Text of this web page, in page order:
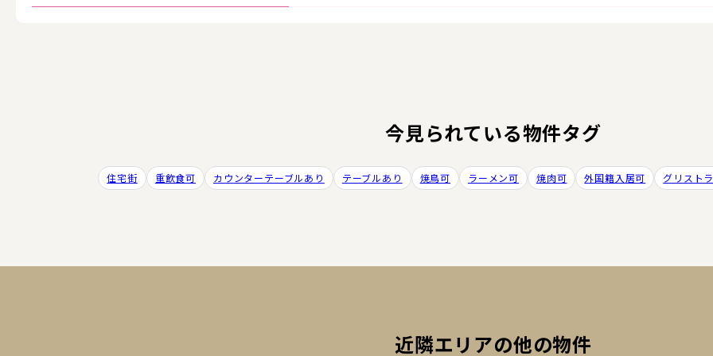
今見られている物件タグ
住宅街 重飲食可 カウンターテーブルあり テーブルあり 焼鳥可 ラーメン可 焼肉可 外国籍入居可 グリスト
近隣エリアの他の物件